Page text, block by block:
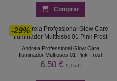
Comprar
-29%
Andreia Professional Glow Care
Iluminador Multiusos 01 Pink Frost
6,50 € 9,15 €